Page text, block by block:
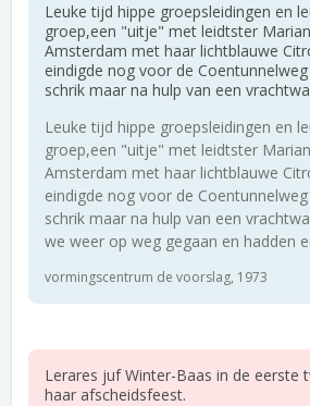
Leuke tijd hippe groepsleidingen en
groep,een "uitje" met leidtster
Amsterdam met haar lichtblauwe
eindigde nog voor de
schrik maar na hulp van een
Leuke tijd hippe groepsleidingen en
groep,een "uitje" met leidtster
Amsterdam met haar lichtblauwe
eindigde nog voor de
schrik maar na hulp van een
we weer op weg gegaan en hadden
vormingscentrum de voorslag, 1973
Lerares juf Winter-Baas in de eerste
haar afscheidsfeest.